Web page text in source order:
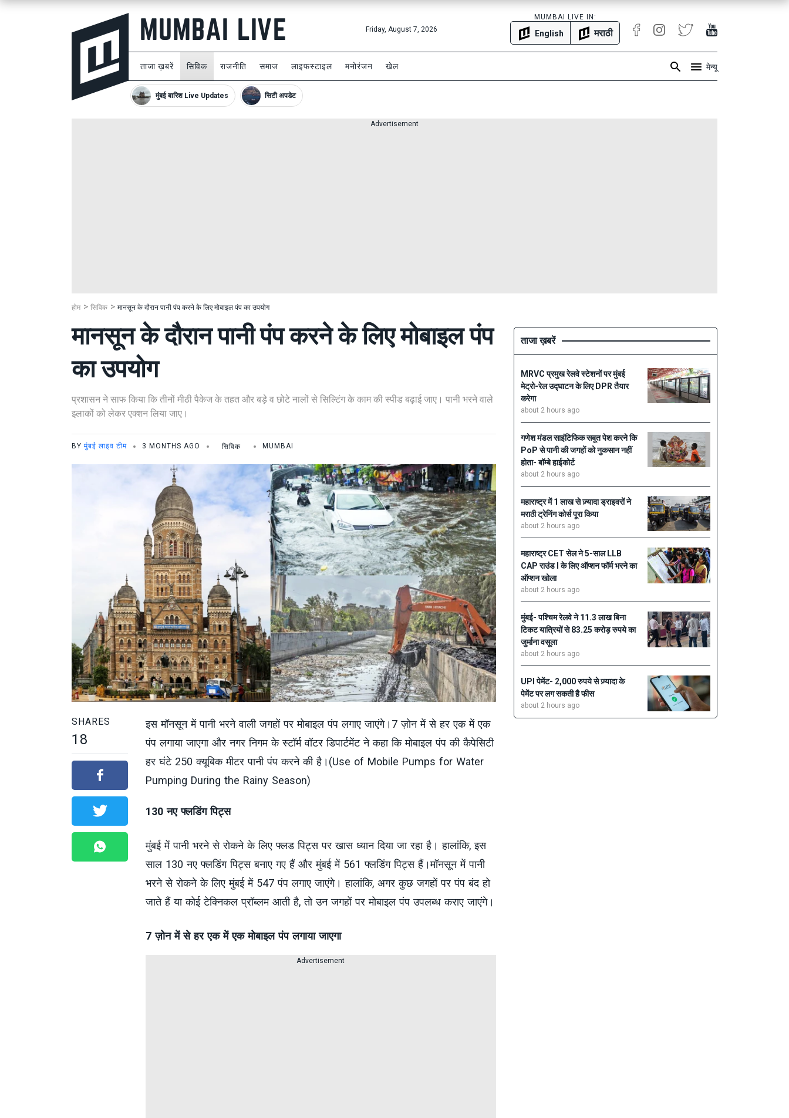
Friday, August 7, 2026
MUMBAI LIVE IN:
English मराठी
ताजा ख़बरें सिविक राजनीति समाज लाइफस्टाइल मनोरंजन खेल मेन्यू
मुंबई बारिश Live Updates सिटी अपडेट
Advertisement
होम सिविक मानसून के दौरान पानी पंप करने के लिए मोबाइल पंप का उपयोग
मानसून के दौरान पानी पंप करने के लिए मोबाइल पंप
का उपयोग
प्रशासन ने साफ किया कि तीनों मीठी पैकेज के तहत और बड़े व छोटे नालों से सिल्टिंग के काम की स्पीड बढ़ाई जाए। पानी भरने वाले
इलाकों को लेकर एक्शन लिया जाए।
BY मुंबई लाइव टीम 3 MONTHS AGO सिविक MUMBAI
SHARES
18
इस मॉनसून में पानी भरने वाली जगहों पर मोबाइल पंप लगाए जाएंगे।7 ज़ोन में से हर एक में एक
पंप लगाया जाएगा और नगर निगम के स्टॉर्म वॉटर डिपार्टमेंट ने कहा कि मोबाइल पंप की कैपेसिटी
हर घंटे 250 क्यूबिक मीटर पानी पंप करने की है।(Use of Mobile Pumps for Water
Pumping During the Rainy Season)
130 नए फ्लडिंग पिट्स
मुंबई में पानी भरने से रोकने के लिए फ्लड पिट्स पर खास ध्यान दिया जा रहा है। हालांकि, इस
साल 130 नए फ्लडिंग पिट्स बनाए गए हैं और मुंबई में 561 फ्लडिंग पिट्स हैं।मॉनसून में पानी
भरने से रोकने के लिए मुंबई में 547 पंप लगाए जाएंगे। हालांकि, अगर कुछ जगहों पर पंप बंद हो
जाते हैं या कोई टेक्निकल प्रॉब्लम आती है, तो उन जगहों पर मोबाइल पंप उपलब्ध कराए जाएंगे।
7 ज़ोन में से हर एक में एक मोबाइल पंप लगाया जाएगा
Advertisement
ताजा ख़बरें
MRVC प्रमुख रेलवे स्टेशनों पर मुंबई
मेट्रो-रेल उद्घाटन के लिए DPR तैयार
करेगा
about 2 hours ago
गणेश मंडल साइंटिफिक सबूत पेश करने कि
PoP से पानी की जगहों को नुकसान नहीं
होता- बॉम्बे हाईकोर्ट
about 2 hours ago
महाराष्ट्र में 1 लाख से ज़्यादा ड्राइवरों ने
मराठी ट्रेनिंग कोर्स पूरा किया
about 2 hours ago
महाराष्ट्र CET सेल ने 5-साल LLB
CAP राउंड I के लिए ऑप्शन फॉर्म भरने का
ऑप्शन खोला
about 2 hours ago
मुंबई- पश्चिम रेलवे ने 11.3 लाख बिना
टिकट यात्रियों से 83.25 करोड़ रुपये का
जुर्माना वसूला
about 2 hours ago
UPI पेमेंट- 2,000 रुपये से ज़्यादा के
पेमेंट पर लग सकती है फीस
about 2 hours ago